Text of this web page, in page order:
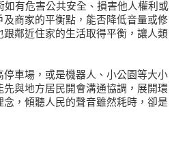
有危害公共安全、損害他人權利或
商家的平衡點，能否降低音量或修
鄰近住家的生活取得平衡，讓人類
車場，或是機器人、小公園等大小
與地方居民開會溝通協調，展開環
，傾聽人民的聲音雖然耗時，卻是